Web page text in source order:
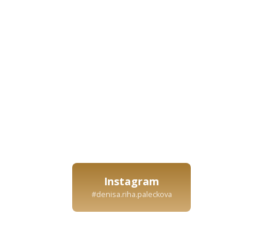
Instagram
#denisa.riha.paleckova